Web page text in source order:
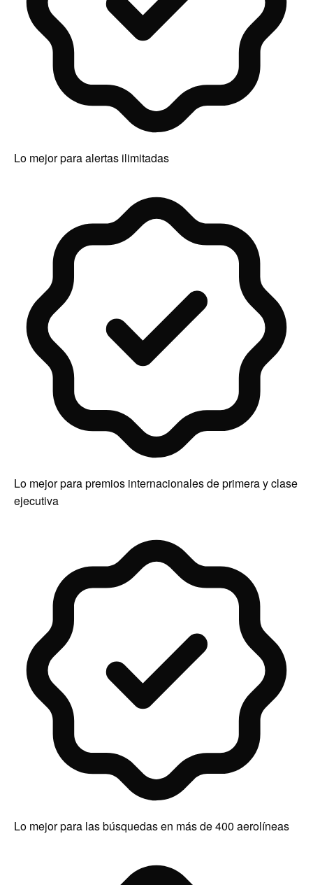
Lo mejor para alertas ilimitadas
Lo mejor para premios internacionales de primera y clase
ejecutiva
Lo mejor para las búsquedas en más de 400 aerolíneas